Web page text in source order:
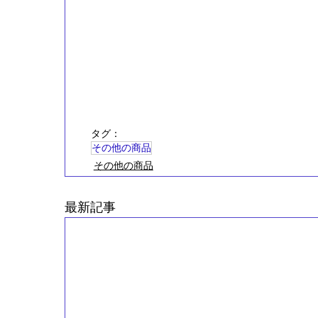
タグ：
その他の商品
その他の商品
最新記事